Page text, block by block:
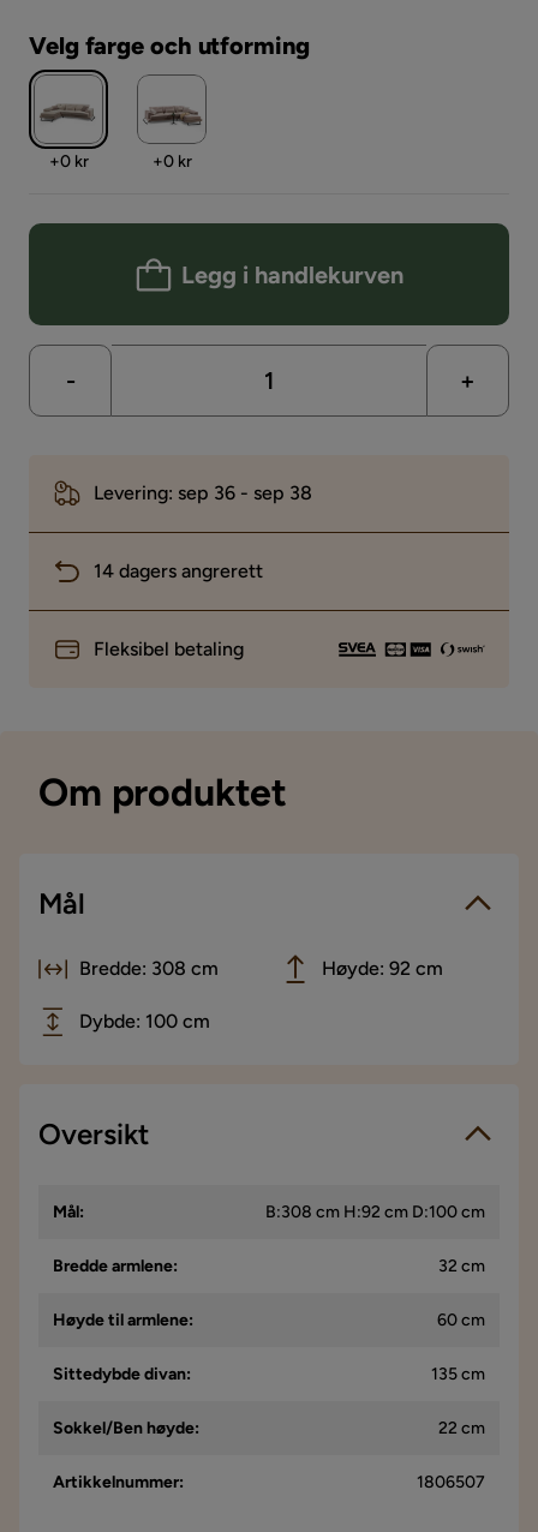
Velg farge och utforming
Pris
+0 kr Pris
+0 kr
Legg i handlekurven
- +
Levering: sep 36 - sep 38
14 dagers angrerett
Fleksibel betaling
Om produktet
Mål
Bredde: 308 cm Høyde: 92 cm
Dybde: 100 cm
Oversikt
Mål: B:308 cm H:92 cm D:100 cm
Bredde armlene: 32 cm
Høyde til armlene: 60 cm
Sittedybde divan: 135 cm
Sokkel/Ben høyde: 22 cm
Artikkelnummer: 1806507